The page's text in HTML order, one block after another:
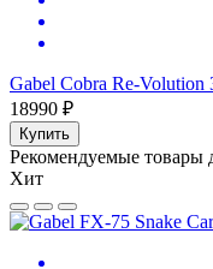
Gabel Cobra Re-Volution
18990 ₽
Купить
Рекомендуемые товары
Хит